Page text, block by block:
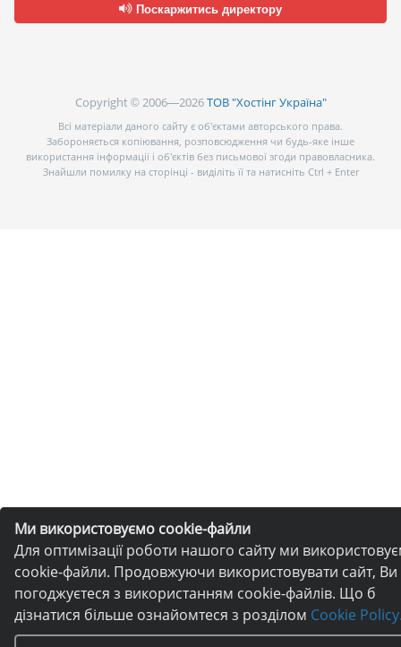
Ми використовуємо cookie-файли
Для оптимізації роботи нашого сайту ми
cookie-файли. Продовжуючи використовувати сайт, Ви
погоджуєтеся з використанням cookie-файлів. Що б
дізнатися більше ознайомтеся з розділом Cookie
Поскаржитись директору
Copyright © 2006—2026ТОВ "Хостінг Україна"
Всі матеріали даного сайту є об’єктами авторського права.
Забороняється копіювання, розповсюдження чи будь-яке інше
використання інформації і об’єктів без письмової згоди правовласника.
Знайшли помилку на сторінці - виділіть її та натисніть Ctrl + Enter